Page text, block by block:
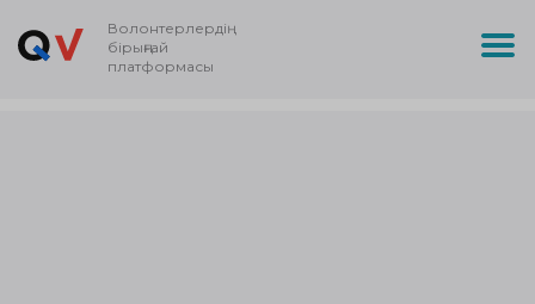
Волонтерлердің
бірыңғай
платформасы